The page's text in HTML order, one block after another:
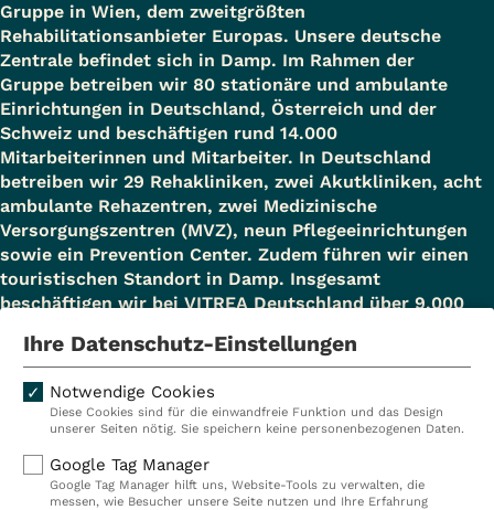
Gruppe in Wien, dem zweitgrößten
Rehabilitationsanbieter Europas. Unsere deutsche
Zentrale befindet sich in Damp. Im Rahmen der
Gruppe betreiben wir 80 stationäre und ambulante
Einrichtungen in Deutschland, Österreich und der
Schweiz und beschäftigen rund 14.000
Mitarbeiterinnen und Mitarbeiter. In Deutschland
betreiben wir 29 Rehakliniken, zwei Akutkliniken, acht
ambulante Rehazentren, zwei Medizinische
Versorgungszentren (MVZ), neun Pflegeeinrichtungen
sowie ein Prevention Center. Zudem führen wir einen
touristischen Standort in Damp. Insgesamt
beschäftigen wir bei VITREA Deutschland über 9.000
Kliniken
Ambulant
Reha
Prävention
Karriere
Ihre Datenschutz-Einstellungen
Notwendige Cookies
Diese Cookies sind für die einwandfreie Funktion und das Design
unserer Seiten nötig. Sie speichern keine personenbezogenen Daten.
Google Tag Manager
Google Tag Manager hilft uns, Website-Tools zu verwalten, die
messen, wie Besucher unsere Seite nutzen und Ihre Erfahrung